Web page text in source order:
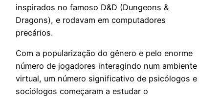
inspirados no famoso D&D (Dungeons &
Dragons), e rodavam em computadores
precários.
Com a popularização do gênero e pelo enorme
número de jogadores interagindo num ambiente
virtual, um número significativo de psicólogos e
sociólogos começaram a estudar o